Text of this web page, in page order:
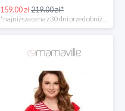
159.00 zł219.00 zł*